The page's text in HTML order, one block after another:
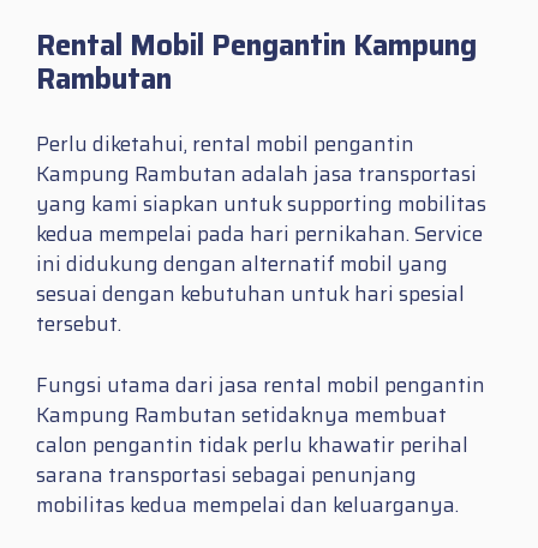
Rental Mobil Pengantin Kampung
Rambutan
Perlu diketahui, rental mobil pengantin
Kampung Rambutan adalah jasa transportasi
yang kami siapkan untuk supporting mobilitas
kedua mempelai pada hari pernikahan. Service
ini didukung dengan alternatif mobil yang
sesuai dengan kebutuhan untuk hari spesial
tersebut.
Fungsi utama dari jasa rental mobil pengantin
Kampung Rambutan setidaknya membuat
calon pengantin tidak perlu khawatir perihal
sarana transportasi sebagai penunjang
mobilitas kedua mempelai dan keluarganya.